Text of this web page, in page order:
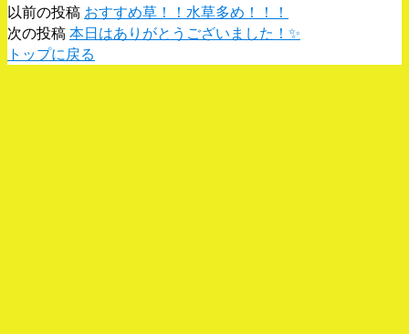
以前の投稿 おすすめ草！！水草多め！！！
次の投稿本日はありがとうございました！✨
トップに戻る